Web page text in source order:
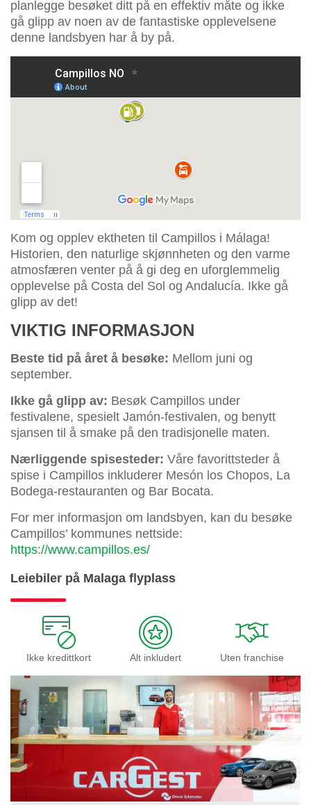
planlegge besøket ditt på en effektiv måte og ikke
gå glipp av noen av de fantastiske opplevelsene
denne landsbyen har å by på.
Kom og opplev ektheten til Campillos i Málaga!
Historien, den naturlige skjønnheten og den varme
atmosfæren venter på å gi deg en uforglemmelig
opplevelse på Costa del Sol og Andalucía. Ikke gå
glipp av det!
VIKTIG INFORMASJON
Beste tid på året å besøke: Mellom juni og
september.
Ikke gå glipp av: Besøk Campillos under
festivalene, spesielt Jamón-festivalen, og benytt
sjansen til å smake på den tradisjonelle maten.
Nærliggende spisesteder: Våre favorittsteder å
spise i Campillos inkluderer Mesón los Chopos, La
Bodega-restauranten og Bar Bocata.
For mer informasjon om landsbyen, kan du besøke
Campillos’ kommunes nettside:
https://www.campillos.es/
Leiebiler på Malaga flyplass
Ikke kredittkort Alt inkludert Uten franchise